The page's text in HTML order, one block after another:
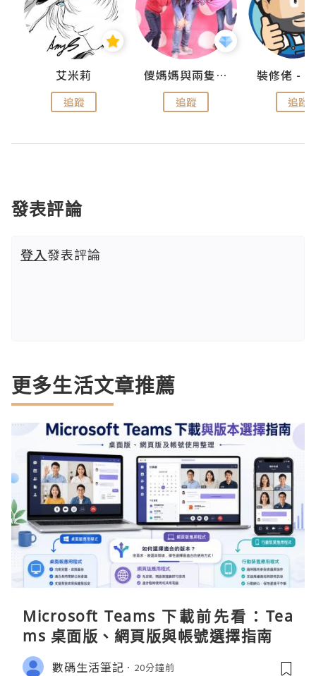
艾米莉
追蹤
儍媽媽與兩隻小魔怪之家
追蹤 追蹤
發表評論
登入發表評論
更多生活文章推薦
Microsoft Teams 下載前先看：Tea
ms 桌面版、網頁版與帳號選擇指南
數碼生活筆記 20分鐘前